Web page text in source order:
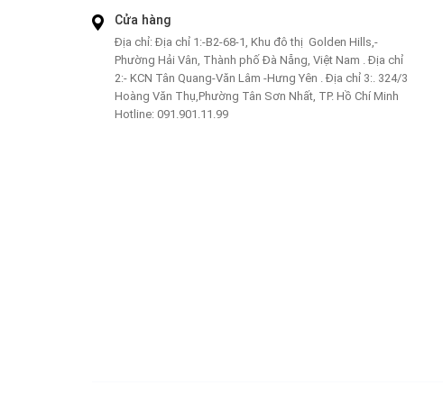
Cửa hàng
Địa chỉ: Địa chỉ 1:-B2-68-1, Khu đô thị Golden Hills,-
Phường Hải Vân, Thành phố Đà Nẵng, Việt Nam . Địa chỉ
2:- KCN Tân Quang-Văn Lâm -Hưng Yên . Địa chỉ 3:. 324/3
Hoàng Văn Thụ,Phường Tân Sơn Nhất, TP. Hồ Chí Minh
Hotline: 091.901.11.99